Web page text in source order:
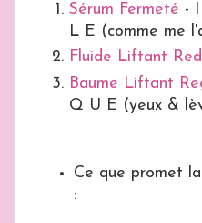
Sérum Fermeté -
L E (comme me
Fluide Liftant
Baume Liftant
Q U E (yeux &
Ce que promet
: